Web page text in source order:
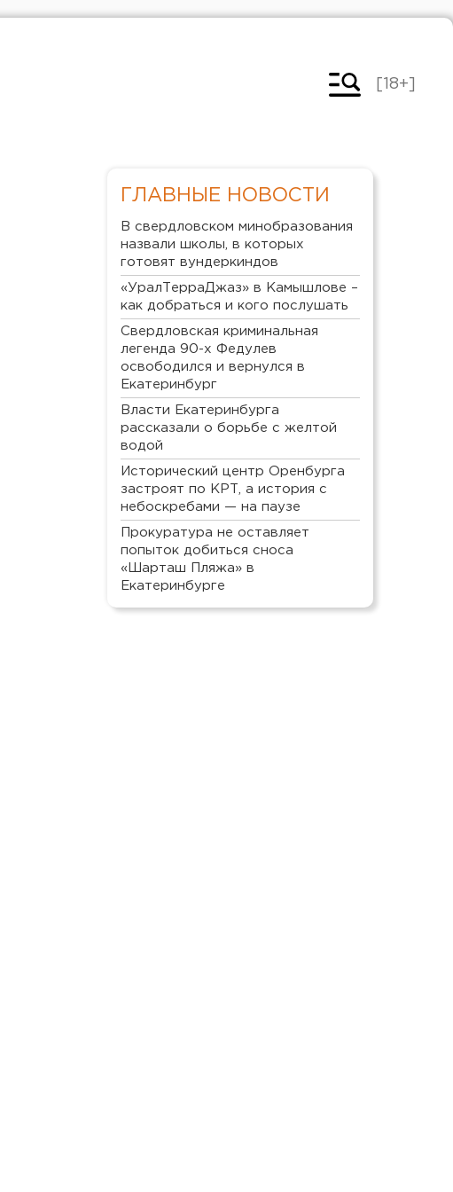
[18+]
ГЛАВНЫЕ НОВОСТИ
В свердловском минобразования
назвали школы, в которых
готовят вундеркиндов
«УралТерраДжаз» в Камышлове –
как добраться и кого послушать
Свердловская криминальная
легенда 90-х Федулев
освободился и вернулся в
Екатеринбург
Власти Екатеринбурга
рассказали о борьбе с желтой
водой
Исторический центр Оренбурга
застроят по КРТ, а история с
небоскребами — на паузе
Прокуратура не оставляет
попыток добиться сноса
«Шарташ Пляжа» в
Екатеринбурге